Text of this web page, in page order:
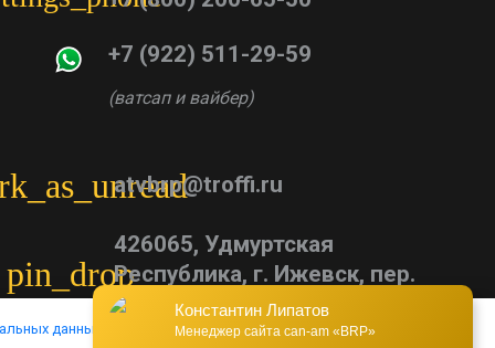
+7 (922) 511-29-59
(ватсап и вайбер)
atvbrp@troffi.ru
pin_drop
426065, Удмуртская
Республика, г. Ижевск, пер.
Спартаковский, д. 13
данных
Константин Липатов
Менеджер сайта can-am «BRP»